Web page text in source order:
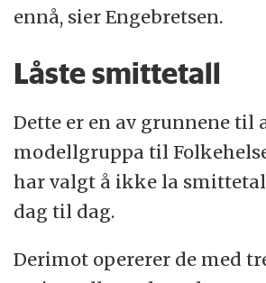
ennå, sier Engebretsen.
Låste smittetall
Dette er en av grunnene til
modellgruppa til
har valgt å ikke la
dag til dag.
Derimot opererer de med